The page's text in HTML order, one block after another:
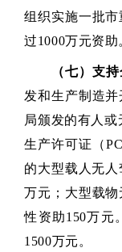
组织实施一批
过1000万元资助
（七）支
发和生产制造
局颁发的有人
生产许可证（
的大型载人无
万元；大型载
性资助150万元
1500万元。